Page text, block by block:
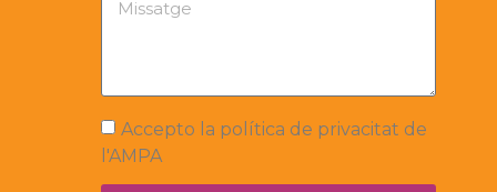
Accepto la política de privacitat de
l'AMPA